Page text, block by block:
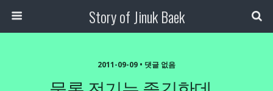
Story of Jinuk Baek
2011-09-09 • 댓글 없음